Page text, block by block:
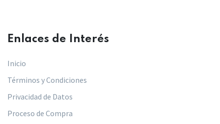
Enlaces de Interés​
Inicio
Términos y Condiciones
Privacidad de Datos
Proceso de Compra